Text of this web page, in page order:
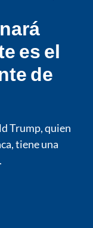
es el
de
Trump, quien
tiene una